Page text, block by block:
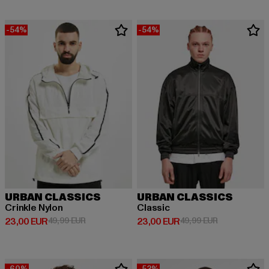
-54%
URBAN CLASSICS
Crinkle Nylon
23,00 EUR
Derzeitiger Preis: 23,00 EUR
49,99 EURAktionspreis: 49,99 EUR
-54%
URBAN CLASSICS
Classic
23,00 EUR
Derzeitiger Preis: 23,00 EUR
49,99 EURAktionspreis: